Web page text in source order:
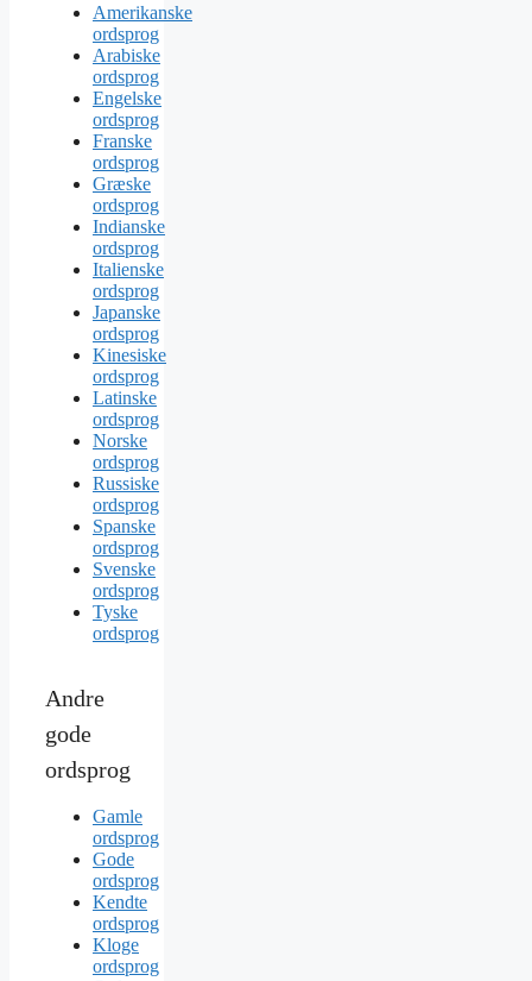
Amerikanske
ordsprog
Arabiske
ordsprog
Engelske
ordsprog
Franske
ordsprog
Græske
ordsprog
Indianske
ordsprog
Italienske
ordsprog
Japanske
ordsprog
Kinesiske
ordsprog
Latinske
ordsprog
Norske
ordsprog
Russiske
ordsprog
Spanske
ordsprog
Svenske
ordsprog
Tyske
ordsprog
Andre
gode
ordsprog
Gamle
ordsprog
Gode
ordsprog
Kendte
ordsprog
Kloge
ordsprog